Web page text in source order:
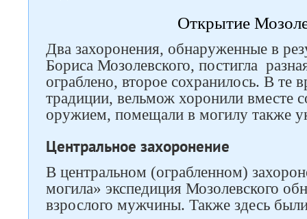
Открытие
Два захоронения, обнаруженные в
Бориса Мозолевского, постигла
ограблено, второе сохранилось. В те
традиции, вельмож хоронили вместе
оружием, помещали в могилу также
Центральное захоронение
В центральном (ограбленном)
могила» экспедиция Мозолевского
взрослого мужчины. Также здесь